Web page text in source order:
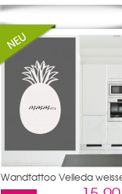
Wandtattoo Velleda